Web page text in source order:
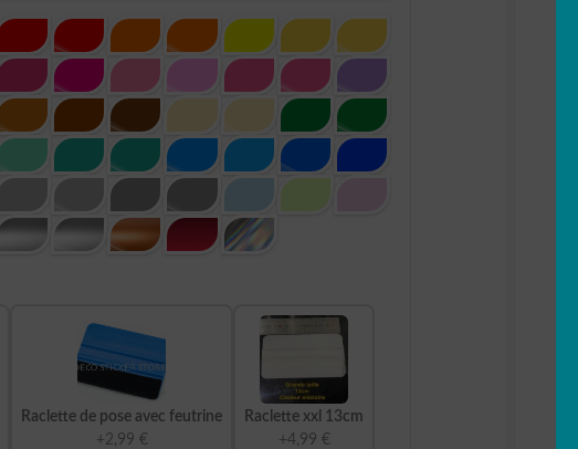
Raclette de pose avec feutrine
+2,99 €
Raclette xxl 13cm
+4,99 €